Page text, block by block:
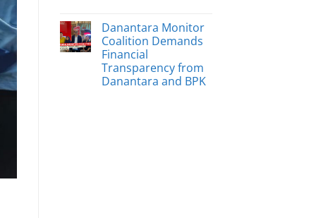
Danantara Monitor
Coalition Demands
Financial
Transparency from
Danantara and BPK